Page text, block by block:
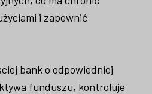
i zapewnić
bank o odpowiedniej
funduszu, kontroluje